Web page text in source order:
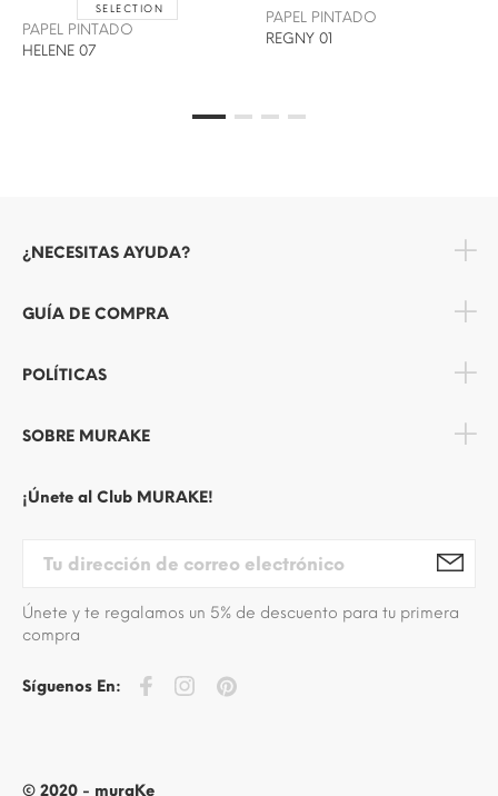
SELECTION
PAPEL PINTADO
HELENE 07
PAPEL PINTADO
REGNY 01
¿NECESITAS AYUDA?
GUÍA DE COMPRA
POLÍTICAS
SOBRE MURAKE
¡Únete al Club MURAKE!
Únete y te regalamos un 5% de descuento para tu primera
compra
Síguenos En:
© 2020 - muraKe